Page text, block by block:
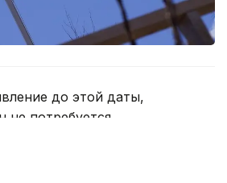
до этой даты,
не потребуется.